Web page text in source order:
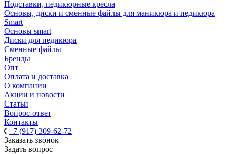
Подставки, педикюрные кресла
Основы, диски и сменные файлы для маникюра и педикюра
Smart
Основы smart
Диски для педикюра
Сменные файлы
Бренды
Опт
Оплата и доставка
О компании
Акции и новости
Статьи
Вопрос-ответ
Контакты
+7 (917) 309-62-72
Заказать звонок
Задать вопрос